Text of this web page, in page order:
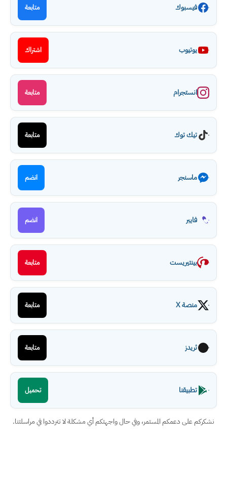
فيسبوك متابعة
يوتيوب اشتراك
انستجرام متابعة
تيك توك متابعة
ماسنجر انضم
فايبر انضم
بينتيريست متابعة
منصة X متابعة
ثريدز متابعة
تطبيقنا تحميل
نشكركم على دعمكم المستمر، وفي حال واجهتكم أي مشكلة لا تترددوا في مراسلتنا.